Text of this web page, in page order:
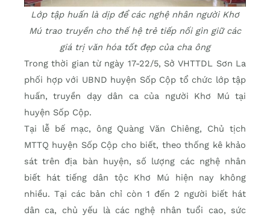
Lớp tập huấn là dịp để các nghệ nhân người Khơ
Mú trao truyền cho thế hệ trẻ tiếp nối gìn giữ các
giá trị văn hóa tốt đẹp của cha ông
Trong thời gian từ ngày 17-22/5, Sở VHTTDL Sơn La
phối hợp với UBND huyện Sốp Cộp tổ chức lớp tập
huấn, truyền dạy dân ca của người Khơ Mú tại
huyện Sốp Cộp.
Tại lễ bế mạc, ông Quàng Văn Chiêng, Chủ tịch
MTTQ huyện Sốp Cộp cho biết, theo thống kê khảo
sát trên địa bàn huyện, số lượng các nghệ nhân
biết hát tiếng dân tộc Khơ Mú hiện nay không
nhiều. Tại các bản chỉ còn 1 đến 2 người biết hát
dân ca, chủ yếu là các nghệ nhân tuổi cao, sức